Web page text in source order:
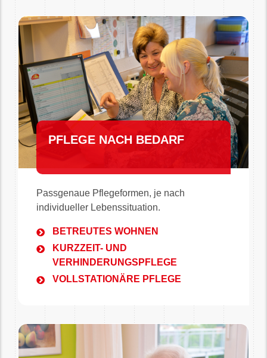
PFLEGE NACH BEDARF
Passgenaue Pflegeformen, je nach
individueller Lebenssituation.
BETREUTES WOHNEN
KURZZEIT- UND
VERHINDERUNGSPFLEGE
VOLLSTATIONÄRE PFLEGE